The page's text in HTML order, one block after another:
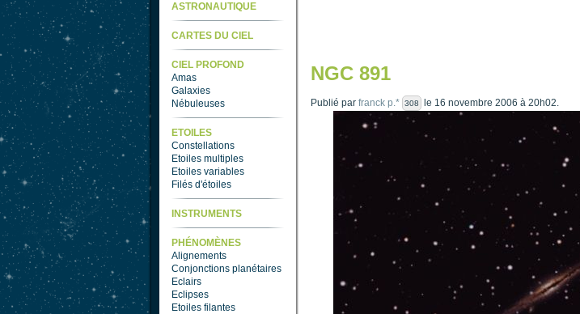
ASTRONAUTIQUE
CARTES DU CIEL
CIEL PROFOND
Amas
Galaxies
Nébuleuses
ETOILES
Constellations
Etoiles multiples
Etoiles variables
Filés d'étoiles
INSTRUMENTS
PHÉNOMÈNES
Alignements
Conjonctions planétaires
Eclairs
Eclipses
Etoiles filantes
NGC 891
Publié par franck p.* 308 le 16 novembre 2006 à 20h02.